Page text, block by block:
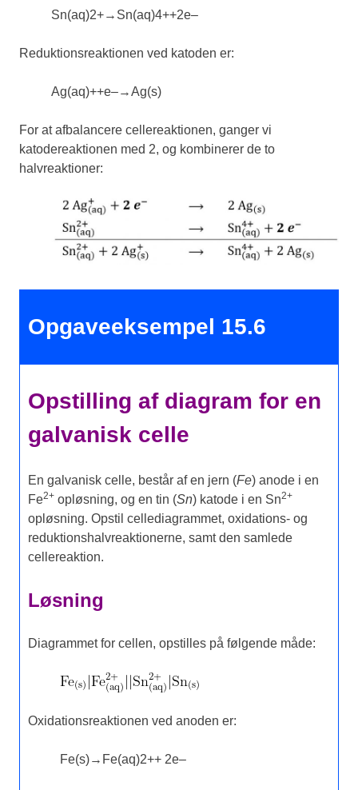
Sn(aq)2+→ Sn(aq)4++2e–
Reduktionsreaktionen ved katoden er:
Ag(aq)++e–→Ag(s)
For at afbalancere cellereaktionen, ganger vi
katodereaktionen med 2, og kombinerer de to
halvreaktioner:
Opgaveeksempel 15.6
Opstilling af diagram for en
galvanisk celle
En galvanisk celle, består af en jern (Fe) anode i en
Fe2+opløsning, og en tin (Sn) katode i en Sn2+
opløsning. Opstil cellediagrammet, oxidations- og
reduktionshalvreaktionerne, samt den samlede
cellereaktion.
Løsning
Diagrammet for cellen, opstilles på følgende måde:
Oxidationsreaktionen ved anoden er:
Fe(s)→ Fe(aq)2++ 2e–